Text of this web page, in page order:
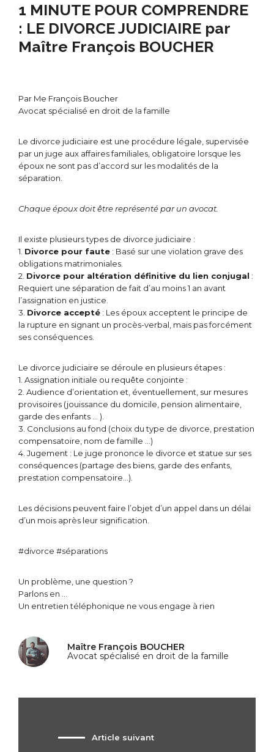
1 MINUTE POUR COMPRENDRE
: LE DIVORCE JUDICIAIRE par
Maître François BOUCHER
Par Me François Boucher
Avocat spécialisé en droit de la famille
Le divorce judiciaire est une procédure légale, supervisée
par un juge aux affaires familiales, obligatoire lorsque les
époux ne sont pas d’accord sur les modalités de la
séparation.
Chaque époux doit être représenté par un avocat.
Il existe plusieurs types de divorce judiciaire :
1. Divorce pour faute : Basé sur une violation grave des
obligations matrimoniales.
2. Divorce pour altération définitive du lien conjugal :
Requiert une séparation de fait d’au moins 1 an avant
l’assignation en justice.
3. Divorce accepté : Les époux acceptent le principe de
la rupture en signant un procès-verbal, mais pas forcément
ses conséquences.
Le divorce judiciaire se déroule en plusieurs étapes :
1. Assignation initiale ou requête conjointe :
2. Audience d’orientation et, éventuellement, sur mesures
provisoires (jouissance du domicile, pension alimentaire,
garde des enfants … ).
3. Conclusions au fond (choix du type de divorce, prestation
compensatoire, nom de famille …)
4. Jugement : Le juge prononce le divorce et statue sur ses
conséquences (partage des biens, garde des enfants,
prestation compensatoire…).
Les décisions peuvent faire l’objet d’un appel dans un délai
d’un mois après leur signification.
#divorce #séparations
Un problème, une question ?
Parlons en …
Un entretien téléphonique ne vous engage à rien
Maître François BOUCHER
Avocat spécialisé en droit de la famille
Article suivant